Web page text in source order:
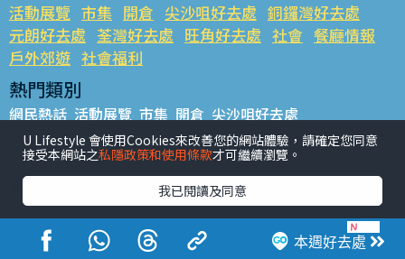
本週好去處
活動展覽 市集 開倉 尖沙咀好去處 銅鑼灣好去處
元朗好去處 荃灣好去處 旺角好去處 社會 餐廳情報
戶外郊遊 社會福利
熱門類別
網民熱話 活動展覽 市集 開倉 尖沙咀好去處
銅鑼灣好去處 元朗好去處 荃灣好去處 旺角好去處 社會
餐廳情報 戶外郊遊
熱門標籤
#UGO搵好去處 #人氣活動推介 #美食社群熱話
#親子玩樂好去處
#ULifestyle應用程式
#限時搶
U Lifestyle 會使用Cookies來改善您的網站體驗，請確定您同意
接受本網站之私隱政策和使用條款才可繼續瀏覽。
我已閱讀及同意